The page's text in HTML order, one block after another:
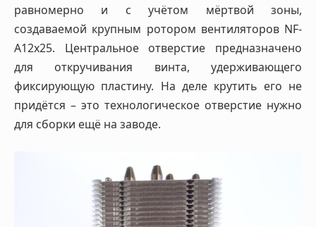
равномерно и с учётом мёртвой зоны,
создаваемой крупным ротором вентиляторов NF-
A12x25. Центральное отверстие предназначено
для откручивания винта, удерживающего
фиксирующую пластину. На деле крутить его не
придётся – это технологическое отверстие нужно
для сборки ещё на заводе.